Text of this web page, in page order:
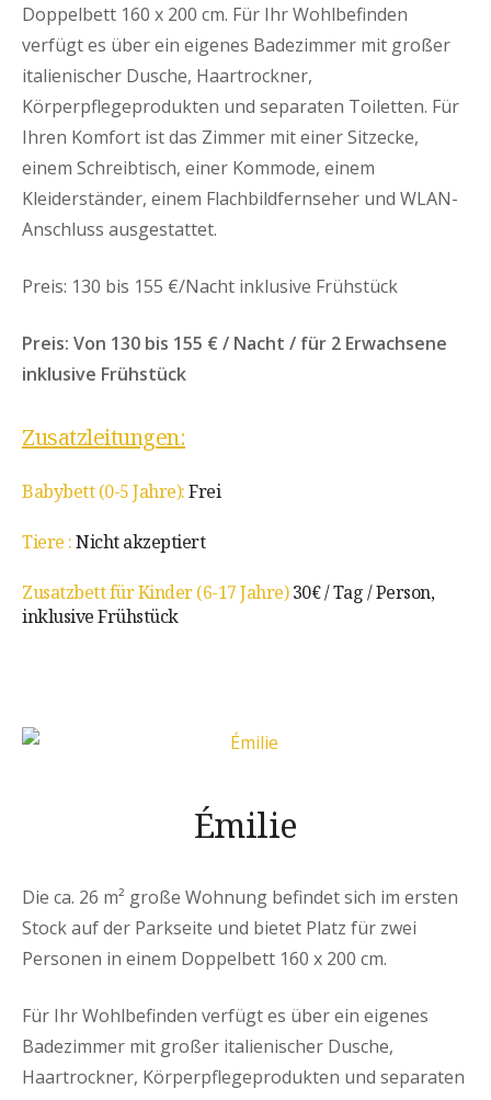
Doppelbett 160 x 200 cm. Für Ihr Wohlbefinden
verfügt es über ein eigenes Badezimmer mit großer
italienischer Dusche, Haartrockner,
Körperpflegeprodukten und separaten Toiletten. Für
Ihren Komfort ist das Zimmer mit einer Sitzecke,
einem Schreibtisch, einer Kommode, einem
Kleiderständer, einem Flachbildfernseher und WLAN-
Anschluss ausgestattet.
Preis: 130 bis 155 €/Nacht inklusive Frühstück
Preis: Von 130 bis 155 € / Nacht / für 2 Erwachsene
inklusive Frühstück
Zusatzleitungen:
Babybett (0-5 Jahre):Frei
Tiere :Nicht akzeptiert
Zusatzbett für Kinder (6-17 Jahre)30€ / Tag / Person,
inklusive Frühstück
Émilie
Die ca. 26 m² große Wohnung befindet sich im ersten
Stock auf der Parkseite und bietet Platz für zwei
Personen in einem Doppelbett 160 x 200 cm.
Für Ihr Wohlbefinden verfügt es über ein eigenes
Badezimmer mit großer italienischer Dusche,
Haartrockner, Körperpflegeprodukten und separaten